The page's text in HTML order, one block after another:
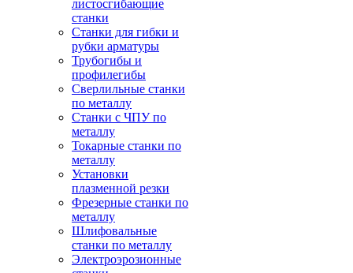
листосгибающие
станки
Станки для гибки и
рубки арматуры
Трубогибы и
профилегибы
Сверлильные станки
по металлу
Станки с ЧПУ по
металлу
Токарные станки по
металлу
Установки
плазменной резки
Фрезерные станки по
металлу
Шлифовальные
станки по металлу
Электроэрозионные